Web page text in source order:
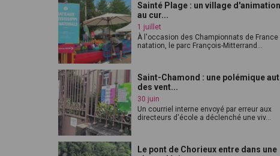
Sainté Plage : un village
au cur...
1 juillet
À l'occasion des Championnats de France
natation, le parc François-Mitterrand...
Saint-Chamond : une polémique
des vent...
30 juin
Un courriel interne envoyé par erreur aux
directeurs d'école a déclenché une viv...
Le pont de Chorieux entre dans une